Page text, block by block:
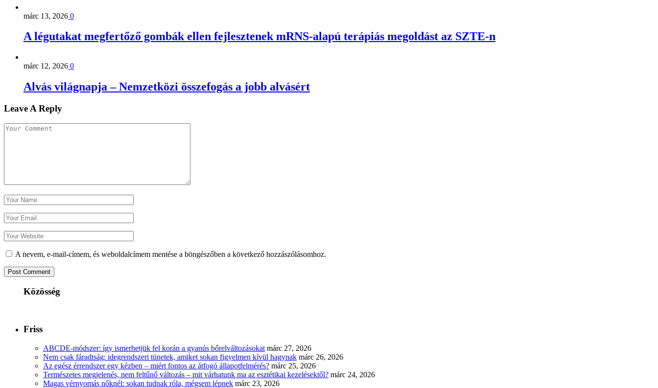
márc 13, 2026 0
A légutakat megfertőző gombák ellen fejlesztenek mRNS-alapú terápiás megoldást az SZTE-n
márc 12, 2026 0
Alvás világnapja – Nemzetközi összefogás a jobb alvásért
Leave A Reply
A nevem, e-mail-címem, és weboldalcímem mentése a böngészőben a következő hozzászólásomhoz.
Közösség
Friss
ABCDE‑módszer: így ismerhetjük fel korán a gyanús bőrelváltozásokat márc 27, 2026
Nem csak fáradtság: idegrendszeri tünetek, amiket sokan figyelmen kívül hagynak márc 26, 2026
Az egész érrendszer egy kézben – miért fontos az átfogó állapotfelmérés? márc 25, 2026
Természetes megjelenés, nem feltűnő változás – mit várhatunk ma az esztétikai kezelésektől? márc 24, 2026
Magas vérnyomás nőknél: sokan tudnak róla, mégsem lépnek márc 23, 2026